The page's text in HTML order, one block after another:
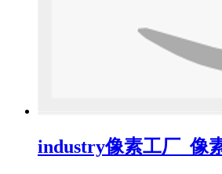
industry像素工厂_像